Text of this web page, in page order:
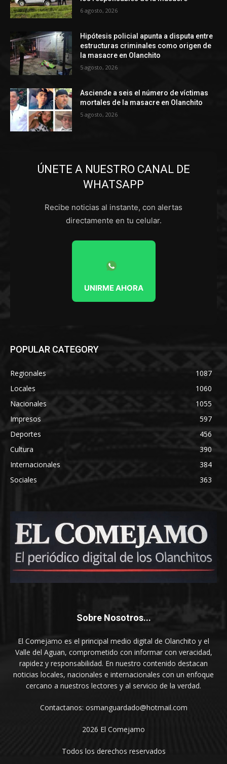
6 agosto, 2026
Hipótesis policial apunta a disputa entre
estructuras criminales como origen de
la masacre en Olanchito
5 agosto, 2026
Asciende a seis el número de víctimas
mortales de la masacre en Olanchito
5 agosto, 2026
ÚNETE A NUESTRO CANAL DE
WHATSAPP
Recibe noticias al instante, con alertas
directamente en tu celular.
UNIRME AHORA
POPULAR CATEGORY
Regionales
1087
Locales
1060
Nacionales
1055
Impresos
597
Deportes
456
Cultura
390
Internacionales
384
Sociales
363
Sobre Nosotros...
El Comejamo es el principal medio digital de Olanchito y el
Valle del Aguan, comprometido con informar con veracidad,
rapidez y responsabilidad. En nuestro contenido destacan
noticias locales, nacionales e internacionales con un enfoque
cercano a nuestros lectores y al servicio de la verdad.
Contactanos: osmanguardado@hotmail.com
2026 El Comejamo
Todos los derechos reservados